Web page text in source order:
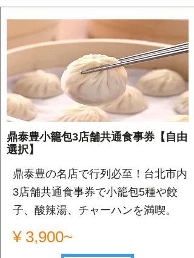
鼎泰豊小籠包3店舗共通食事券【自由
選択】
鼎泰豊の名店で行列必至！台北市内
3店舗共通食事券で小籠包5種や餃
子、酸辣湯、チャーハンを満喫。
¥ 3,900~